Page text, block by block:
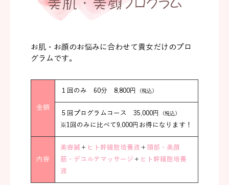
お肌・お顔のお悩みに合わせて貴女だけのプロ
グラムです。
金額
１回のみ 60分 8,800円 （税込）
５回プログラムコース 35,000円 （税込）
※1回のみに比べて9,000円お得になります！
内容
美容鍼＋ ヒト幹細胞培養液 ＋ 頭部・美顔
筋・デコルテマッサージ ＋ ヒト幹細胞培養
液